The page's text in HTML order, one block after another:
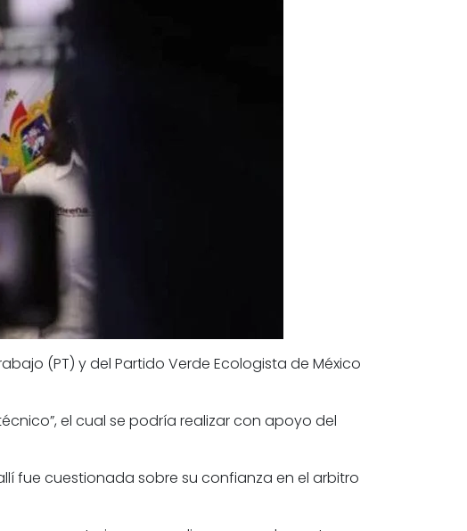
(PT) y del Partido Verde Ecologista de México
”, el cual se podría realizar con apoyo del
fue cuestionada sobre su confianza en el arbitro